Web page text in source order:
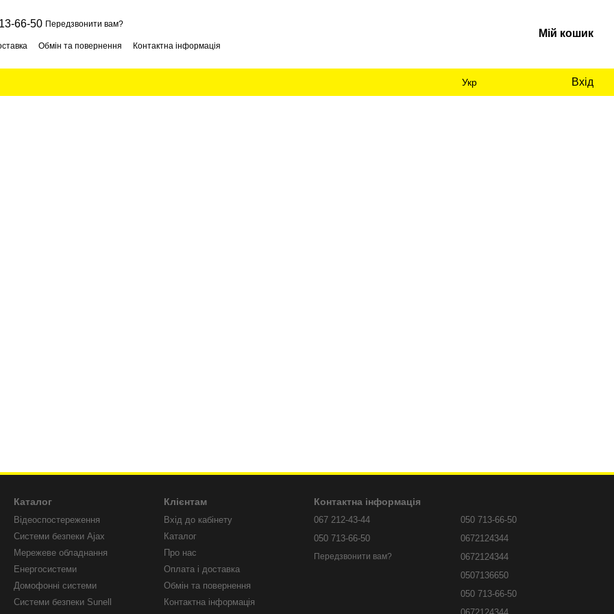
66-50 Передзвонити вам?
Обмін та повернення Контактна інформація
Мій кошик
Укр Вхід
Каталог
Відеоспостереження
Системи безпеки Ajax
Мережеве обладнання
Енергосистеми
Домофонні системи
Системи безпеки Sunell
Клієнтам
Вхід до кабінету
Каталог
Про нас
Оплата і доставка
Обмін та повернення
Контактна інформація
Контактна інформація
067 212-43-44
050 713-66-50
Передзвонити вам?
050 713-66-50
0672124344
0672124344
0507136650
050 713-66-50